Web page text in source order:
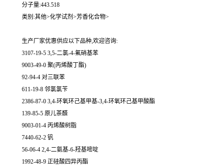
分子量:443.518
类别:其他>化学试剂>芳香化合物>
生产厂家优惠供应以下品种,欢迎咨询:
3107-19-5 3,5-二氯-4-氟硝基苯
9003-49-0 聚(丙烯酸丁酯)
92-94-4 对三联苯
611-19-8 邻氯氯苄
2386-87-0 3,4-环氧环己基甲基-3,4-环氧环己基甲酸酯
139-85-5 原儿茶醛
9003-01-4 丙烯酸树脂
7440-62-2 钒
56-06-4 2,4-二氨基-6-羟基嘧啶
1992-48-9 正硅酸四异丙酯